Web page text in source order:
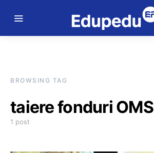
BROWSING TAG
taiere fonduri OMS
1 post